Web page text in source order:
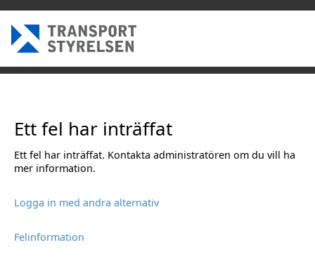
Ett fel har inträffat
Ett fel har inträffat. Kontakta administratören om du vill ha
mer information.
Logga in med andra alternativ
Felinformation